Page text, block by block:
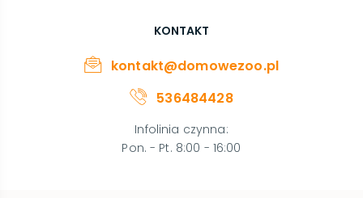
KONTAKT
kontakt@domowezoo.pl
536484428
Infolinia czynna:
Pon. - Pt. 8:00 - 16:00